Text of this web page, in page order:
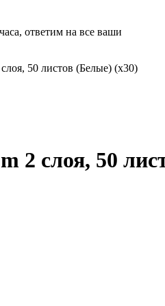
ответим на все ваши
50 листов (Белые) (х30)
2 слоя, 50